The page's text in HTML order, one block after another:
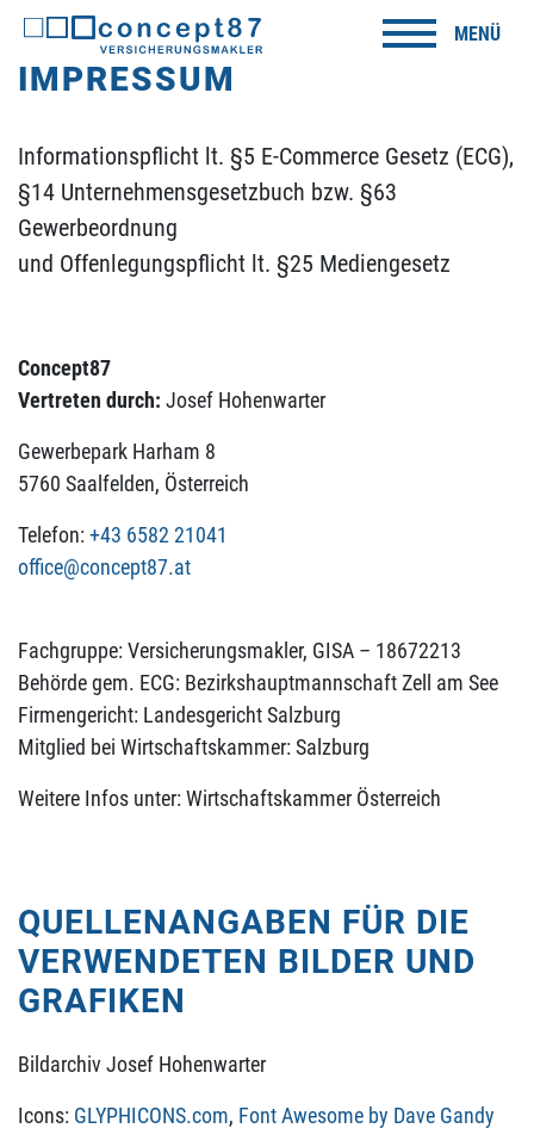
MENÜ
IMPRESSUM
Informationspflicht lt. §5 E-Commerce Gesetz (ECG),
§14 Unternehmensgesetzbuch bzw. §63
Gewerbeordnung
und Offenlegungspflicht lt. §25 Mediengesetz
Concept87
Vertreten durch: Josef Hohenwarter
Gewerbepark Harham 8
5760 Saalfelden, Österreich
Telefon:+43 6582 21041
office@concept87.at
Fachgruppe: Versicherungsmakler, GISA – 18672213
Behörde gem. ECG: Bezirkshauptmannschaft Zell am See
Firmengericht: Landesgericht Salzburg
Mitglied bei Wirtschaftskammer: Salzburg
Weitere Infos unter: Wirtschaftskammer Österreich
QUELLENANGABEN FÜR DIE
VERWENDETEN BILDER UND
GRAFIKEN
Bildarchiv Josef Hohenwarter
Icons: GLYPHICONS.com, Font Awesome by Dave Gandy